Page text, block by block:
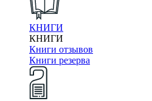
КНИГИ
КНИГИ
Книги отзывов
Книги резерва